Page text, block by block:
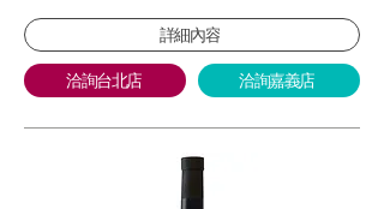
詳細內容
洽詢台北店 洽詢嘉義店